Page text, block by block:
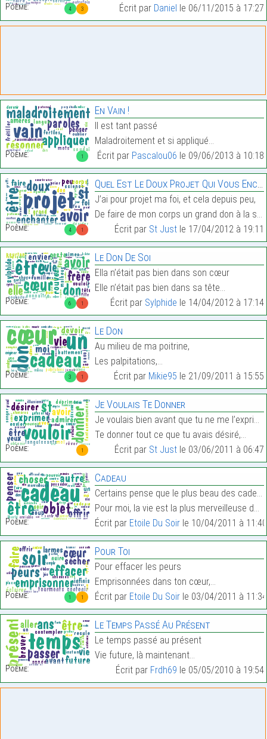
4 3
Poème:
Écrit par Daniel le 06/11/2015 à 17:27
1
Poème:
En Vain !
Il est tant passé
Maladroitement et si appliqué…
Écrit par Pascalou06 le 09/06/2013 à 10:18
4 1
Poème:
Quel Est Le Doux Projet Qui Vous Enchante ? …
J’ai pour projet ma foi, et cela depuis peu,
De faire de mon corps un grand don à la science,…
Écrit par St Justle 17/04/2012 à 19:11
6 1
Poème:
Le Don De Soi
Ella n’était pas bien dans son cœur
Elle n’était pas bien dans sa tête…
Écrit par Sylphide le 14/04/2012 à 17:14
3 1
Poème:
Le Don
Au milieu de ma poitrine,
Les palpitations,…
Écrit par Mikie95 le 21/09/2011 à 15:55
1
Poème:
Je Voulais Te Donner
Je voulais bien avant que tu ne me l’exprimes,
Te donner tout ce que tu avais désiré,…
Écrit par St Justle 03/06/2011 à 06:47
Poème:
Cadeau
Certains pense que le plus beau des cadeaux est un
Pour moi, la vie est la plus merveilleuse des offr…
Écrit par Etoile Du Soirle 10/04/2011 à 11:40
1 1
Poème:
Pour Toi
Pour effacer les peurs
Emprisonnées dans ton cœur,…
Écrit par Etoile Du Soirle 03/04/2011 à 11:34
Poème:
Le Temps Passé Au Présent
Le temps passé au présent
Vie future, là maintenant…
Écrit par Frdh69 le 05/05/2010 à 19:54